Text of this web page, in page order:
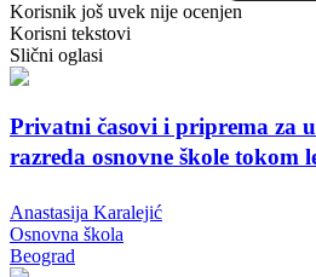
Korisnik još uvek nije ocenjen
Korisni tekstovi
Slični oglasi
Privatni časovi i priprema za
razreda osnovne škole tokom
Anastasija Karalejić
Osnovna škola
Beograd